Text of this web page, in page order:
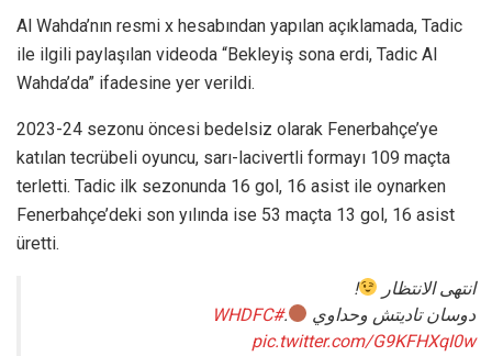
Al Wahda’nın resmi x hesabından yapılan açıklamada, Tadic
ile ilgili paylaşılan videoda “Bekleyiş sona erdi, Tadic Al
Wahda’da” ifadesine yer verildi.
2023-24 sezonu öncesi bedelsiz olarak Fenerbahçe’ye
katılan tecrübeli oyuncu, sarı-lacivertli formayı 109 maçta
terletti. Tadic ilk sezonunda 16 gol, 16 asist ile oynarken
Fenerbahçe’deki son yılında ise 53 maçta 13 gol, 16 asist
üretti.
انتهى الانتظار
!
دوسان تاديتش وحداوي
.
#WHDFC
pic.twitter.com/G9KFHXqI0w